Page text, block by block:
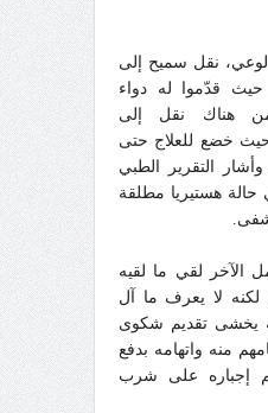
نقل سميح إلى
قدّموا له دواء
هناك نقل إلى
خضع للعلاج حتى
التقرير الطبي
هستيريا مطلقة
الآخر لقي ما لقيه
لكنه لا يعرف ما آل
يخشى تقديم شكوى
منه واتهامه بدفع
إجباره على شرب